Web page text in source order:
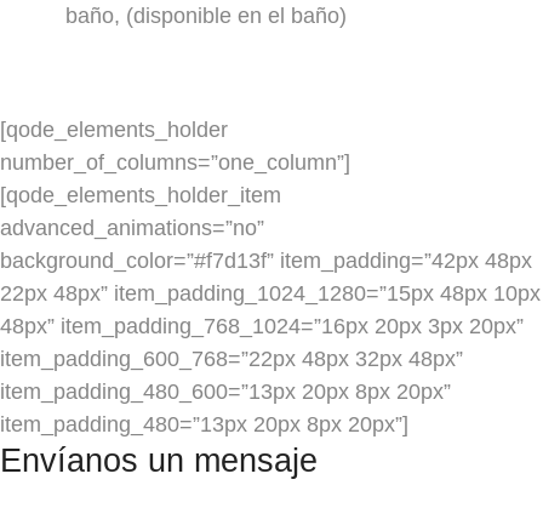
baño, (disponible en el baño)
[qode_elements_holder
number_of_columns=”one_column”]
[qode_elements_holder_item
advanced_animations=”no”
background_color=”#f7d13f” item_padding=”42px 48px
22px 48px” item_padding_1024_1280=”15px 48px 10px
48px” item_padding_768_1024=”16px 20px 3px 20px”
item_padding_600_768=”22px 48px 32px 48px”
item_padding_480_600=”13px 20px 8px 20px”
item_padding_480=”13px 20px 8px 20px”]
Envíanos un mensaje